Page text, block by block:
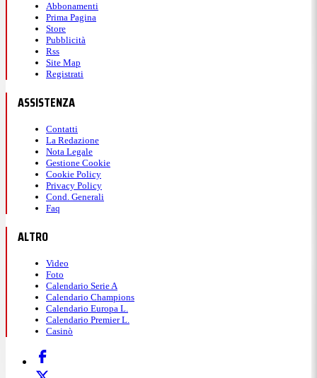
Abbonamenti
Prima Pagina
Store
Pubblicità
Rss
Site Map
Registrati
ASSISTENZA
Contatti
La Redazione
Nota Legale
Gestione Cookie
Cookie Policy
Privacy Policy
Cond. Generali
Faq
ALTRO
Video
Foto
Calendario Serie A
Calendario Champions
Calendario Europa L.
Calendario Premier L.
Casinò